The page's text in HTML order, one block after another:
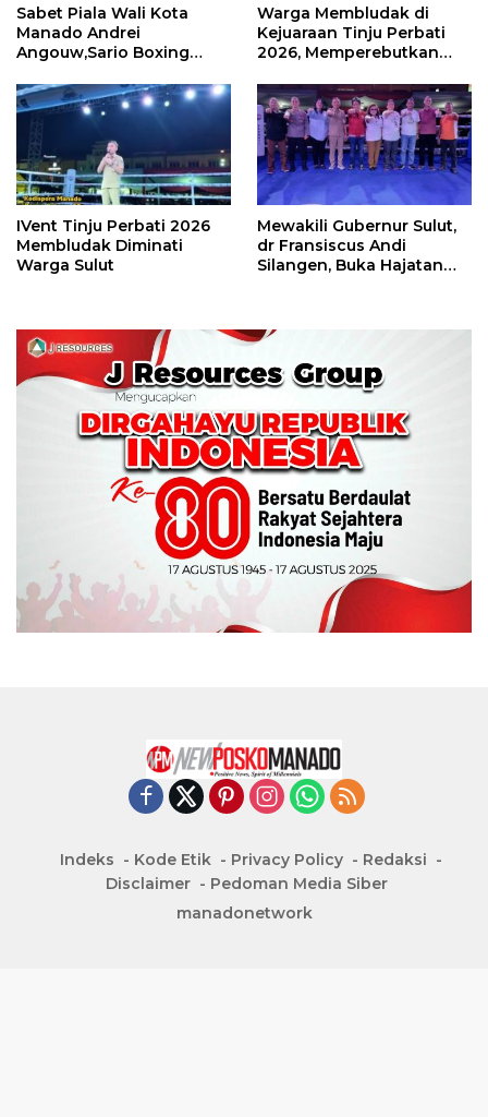
Sabet Piala Wali Kota
Manado Andrei
Angouw,Sario Boxing
Perbati 2026
Warga Membludak di
Kejuaraan Tinju Perbati
2026, Memperebutkan
IVent Tinju Perbati 2026
Membludak Diminati
Warga Sulut
Mewakili Gubernur Sulut,
dr Fransiscus Andi
Silangen, Buka Hajatan
Indeks Kode Etik Privacy Policy
Redaksi
Disclaimer
Pedoman Media Siber
manadonetwork